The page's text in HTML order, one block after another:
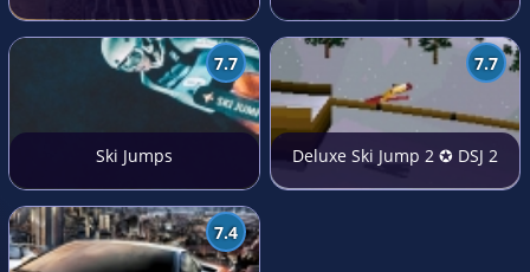
7.7
Ski Jumps
7.7
Deluxe Ski Jump 2 ✪ DSJ 2
7.4